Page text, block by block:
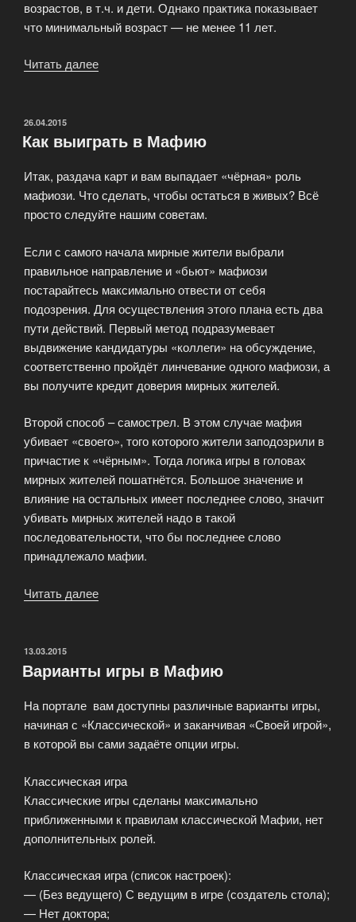
возрастов, в т.ч. и дети. Однако практика показывает
что минимальный возраст — не менее 11 лет.
Читать далее
ОПУБЛИКОВАНО
26.04.2015
Как выиграть в Мафию
Итак, раздача карт и вам выпадает «чёрная» роль
мафиози. Что сделать, чтобы остаться в живых? Всё
просто следуйте нашим советам.
Если с самого начала мирные жители выбрали
правильное направление и «бьют» мафиози
постарайтесь максимально отвести от себя
подозрения. Для осуществления этого плана есть два
пути действий. Первый метод подразумевает
выдвижение кандидатуры «коллеги» на обсуждение,
соответственно пройдёт линчевание одного мафиози, а
вы получите кредит доверия мирных жителей.
Второй способ – самострел. В этом случае мафия
убивает «своего», того которого жители заподозрили в
причастие к «чёрным». Тогда логика игры в головах
мирных жителей пошатнётся. Большое значение и
влияние на остальных имеет последнее слово, значит
убивать мирных жителей надо в такой
последовательности, что бы последнее слово
принадлежало мафии.
Читать далее
ОПУБЛИКОВАНО
13.03.2015
Варианты игры в Мафию
На портале вам доступны различные варианты игры,
начиная с «Классической» и заканчивая «Своей игрой»,
в которой вы сами задаёте опции игры.
Классическая игра
Классические игры сделаны максимально
приближенными к правилам классической Мафии, нет
дополнительных ролей.
Классическая игра (список настроек):
— (Без ведущего) С ведущим в игре (создатель стола);
— Нет доктора;